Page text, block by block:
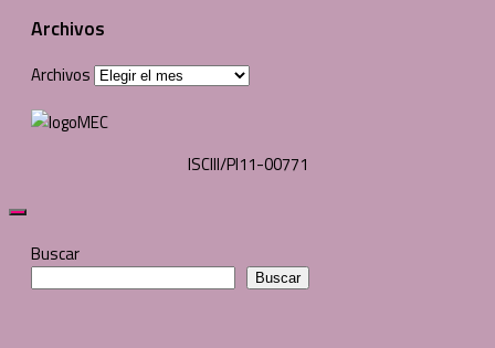
Archivos
Archivos
ISCIII/PI11-00771
Buscar
Buscar